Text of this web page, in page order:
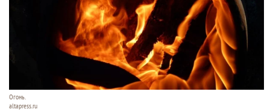
Огонь.
altapress.ru